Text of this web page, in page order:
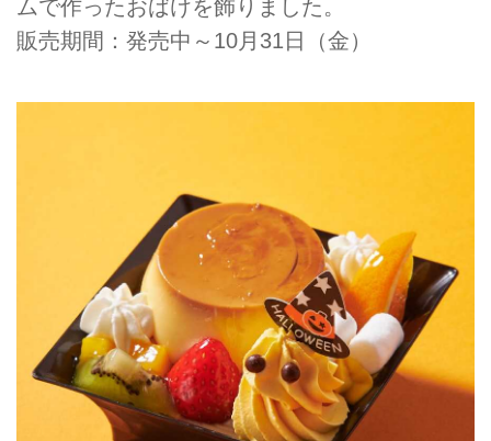
ムで作ったおばけを飾りました。
販売期間：発売中～10月31日（金）